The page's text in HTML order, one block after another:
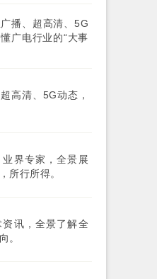
播、超高清、5G
广电行业的“大事
高清、5G动态，
界专家，全景展
所行所得。
讯，全景了解全
。